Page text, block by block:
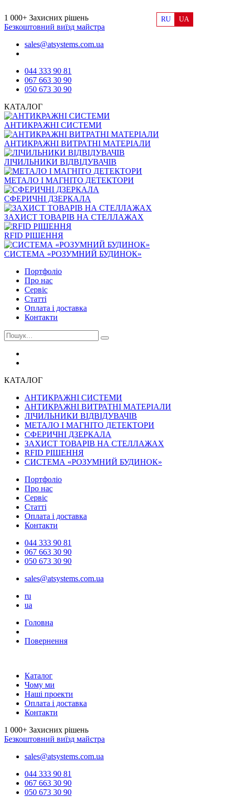
RU UA
1 000+ Захисних рішень
Безкоштовний виїзд майстра
sales@atsystems.com.ua
044 333 90 81
067 663 30 90
050 673 30 90
КАТАЛОГ
АНТИКРАЖНІ СИСТЕМИ
АНТИКРАЖНІ ВИТРАТНІ МАТЕРІАЛИ
ЛІЧИЛЬНИКИ ВІДВІДУВАЧІВ
МЕТАЛО І МАГНІТО ДЕТЕКТОРИ
СФЕРИЧНІ ДЗЕРКАЛА
ЗАХИСТ ТОВАРІВ НА СТЕЛЛАЖАХ
RFID РІШЕННЯ
СИСТЕМА «РОЗУМНИЙ БУДИНОК»
Портфоліо
Про нас
Сервіс
Статті
Оплата і доставка
Контакти
КАТАЛОГ
АНТИКРАЖНІ СИСТЕМИ
АНТИКРАЖНІ ВИТРАТНІ МАТЕРІАЛИ
ЛІЧИЛЬНИКИ ВІДВІДУВАЧІВ
МЕТАЛО І МАГНІТО ДЕТЕКТОРИ
СФЕРИЧНІ ДЗЕРКАЛА
ЗАХИСТ ТОВАРІВ НА СТЕЛЛАЖАХ
RFID РІШЕННЯ
СИСТЕМА «РОЗУМНИЙ БУДИНОК»
Портфоліо
Про нас
Сервіс
Статті
Оплата і доставка
Контакти
044 333 90 81
067 663 30 90
050 673 30 90
sales@atsystems.com.ua
ru
ua
Головна
Повернення
Каталог
Чому ми
Наші проекти
Оплата і доставка
Контакти
1 000+ Захисних рішень
Безкоштовний виїзд майстра
sales@atsystems.com.ua
044 333 90 81
067 663 30 90
050 673 30 90